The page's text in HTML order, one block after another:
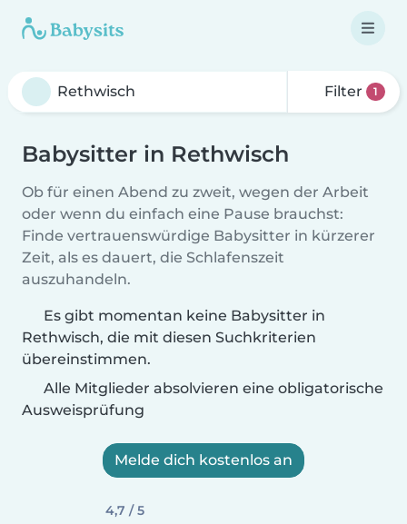
Filter 1
Babysitter in Rethwisch
Ob für einen Abend zu zweit, wegen der Arbeit
oder wenn du einfach eine Pause brauchst:
Finde vertrauenswürdige Babysitter in kürzerer
Zeit, als es dauert, die Schlafenszeit
auszuhandeln.
Es gibt momentan keine Babysitter in
Rethwisch, die mit diesen Suchkriterien
übereinstimmen.
Alle Mitglieder absolvieren eine obligatorische
Ausweisprüfung
Melde dich kostenlos an
4,7 / 5